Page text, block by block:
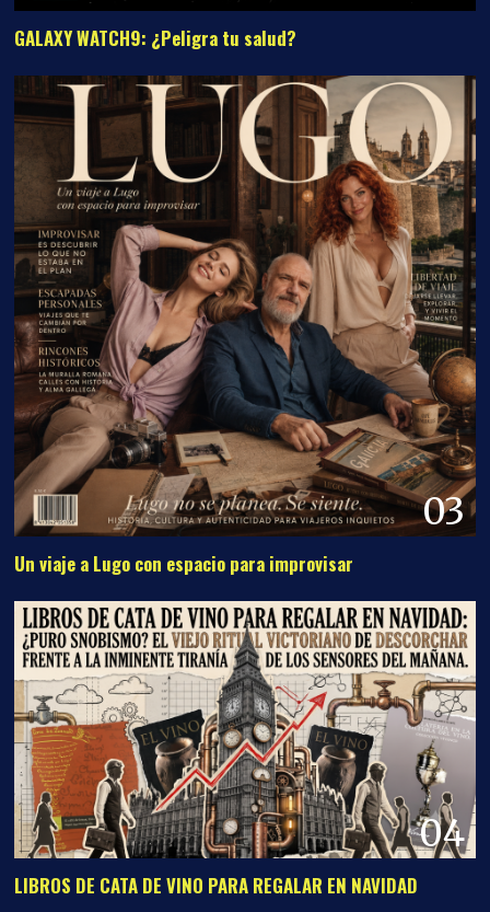
GALAXY WATCH9: ¿Peligra tu salud?
03
Un viaje a Lugo con espacio para improvisar
04
LIBROS DE CATA DE VINO PARA REGALAR EN NAVIDAD